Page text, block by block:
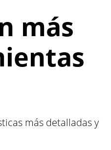
más
más detalladas y